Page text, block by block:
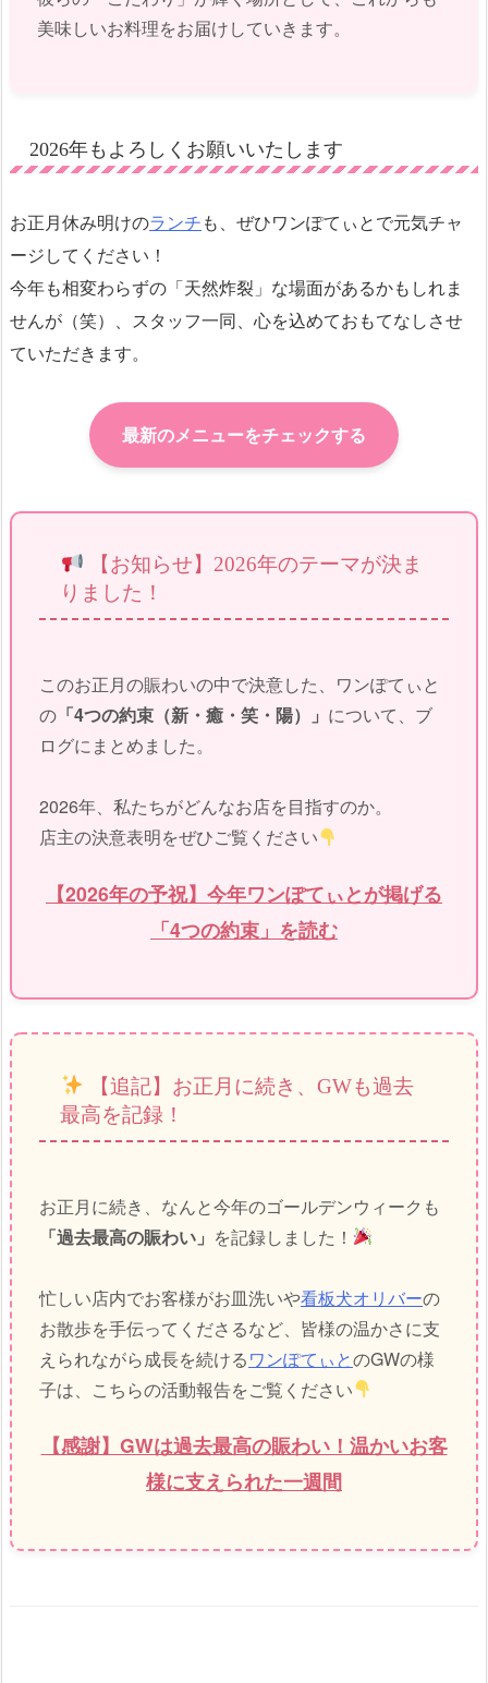
美味しいお料理をお届けしていきます。
2026年もよろしくお願いいたします
お正月休み明けのランチも、ぜひワンぽてぃとで元気チャ
ージしてください！
今年も相変わらずの「天然炸裂」な場面があるかもしれま
せんが（笑）、スタッフ一同、心を込めておもてなしさせ
ていただきます。
最新のメニューをチェックする
【お知らせ】2026年のテーマが決ま
りました！
このお正月の賑わいの中で決意した、ワンぽてぃと
の 「4つの約束（新・癒・笑・陽）」 について、ブ
ログにまとめました。
2026年、私たちがどんなお店を目指すのか。
店主の決意表明をぜひご覧ください
【2026年の予祝】今年ワンぽてぃとが掲げる
「4つの約束」を読む
【追記】お正月に続き、GWも過去
最高を記録！
お正月に続き、なんと今年のゴールデンウィークも
「過去最高の賑わい」 を記録しました！
忙しい店内でお客様がお皿洗いや看板犬オリバーの
お散歩を手伝ってくださるなど、皆様の温かさに支
えられながら成長を続けるワンぽてぃとのGWの様
子は、こちらの活動報告をご覧ください
【感謝】GWは過去最高の賑わい！温かいお客
様に支えられた一週間